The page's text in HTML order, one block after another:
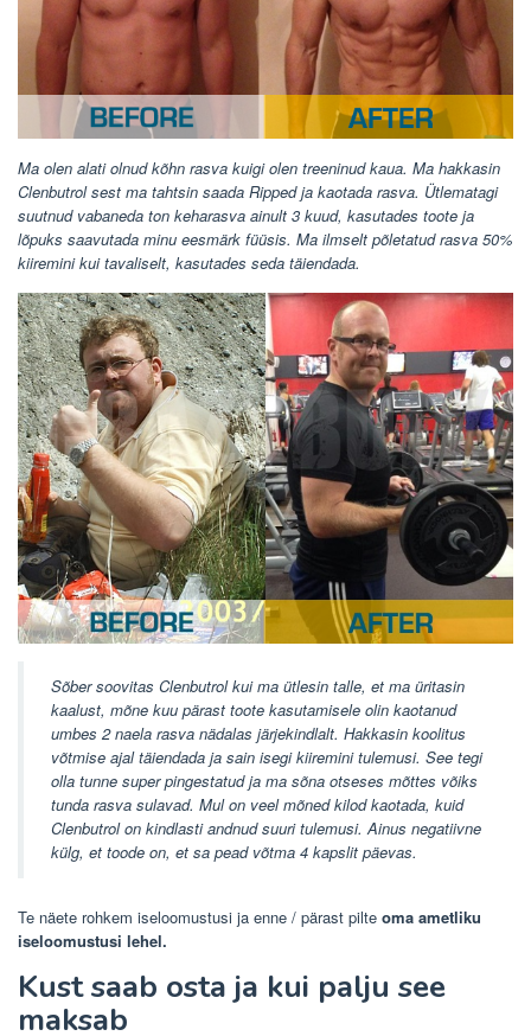
Ma olen alati olnud kõhn rasva kuigi olen treeninud kaua. Ma hakkasin
Clenbutrol sest ma tahtsin saada Ripped ja kaotada rasva. Ütlematagi
suutnud vabaneda ton keharasva ainult 3 kuud, kasutades toote ja
lõpuks saavutada minu eesmärk füüsis. Ma ilmselt põletatud rasva 50%
kiiremini kui tavaliselt, kasutades seda täiendada.
Sõber soovitas Clenbutrol kui ma ütlesin talle, et ma üritasin
kaalust, mõne kuu pärast toote kasutamisele olin kaotanud
umbes 2 naela rasva nädalas järjekindlalt. Hakkasin koolitus
võtmise ajal täiendada ja sain isegi kiiremini tulemusi. See tegi
olla tunne super pingestatud ja ma sõna otseses mõttes võiks
tunda rasva sulavad. Mul on veel mõned kilod kaotada, kuid
Clenbutrol on kindlasti andnud suuri tulemusi. Ainus negatiivne
külg, et toode on, et sa pead võtma 4 kapslit päevas.
Te näete rohkem iseloomustusi ja enne / pärast pilte oma ametliku
iseloomustusi lehel.
Kust saab osta ja kui palju see
maksab